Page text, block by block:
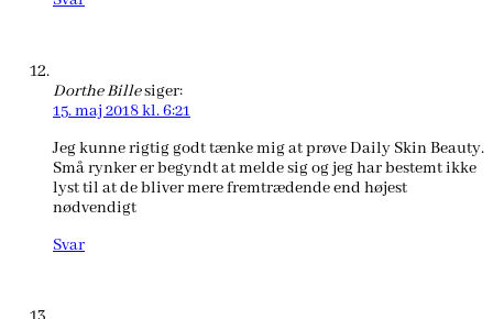
Dorthe Billesiger:
15. maj 2018 kl. 6:21
Jeg kunne rigtig godt tænke mig at prøve Daily Skin Beauty.
Små rynker er begyndt at melde sig og jeg har bestemt ikke
lyst til at de bliver mere fremtrædende end højest
nødvendigt
Svar